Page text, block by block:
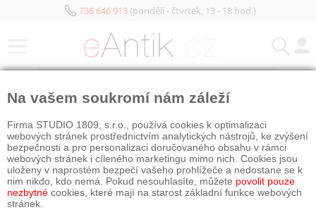
736 646 913(pondělí - čtvrtek, 13 - 18 hod.)
Na vašem soukromí nám záleží
Firma STUDIO 1809, s.r.o., používá cookies k optimalizaci
webových stránek prostřednictvím analytických nástrojů, ke zvýšení
bezpečnosti a pro personalizaci doručovaného obsahu v rámci
webových stránek i cíleného marketingu mimo nich. Cookies jsou
uloženy v naprostém bezpečí vašeho prohlížeče a nedostane se k
nim nikdo, kdo nemá. Pokud nesouhlasíte, můžete povolit pouze
nezbytné cookies, které mají na starost základní funkce webových
stránek.